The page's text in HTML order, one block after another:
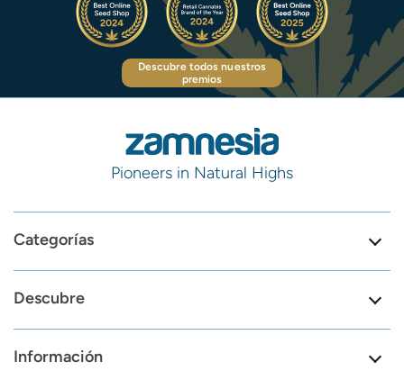
Descubre todos nuestros
premios
Pioneers in Natural Highs
Categorías
Descubre
Información